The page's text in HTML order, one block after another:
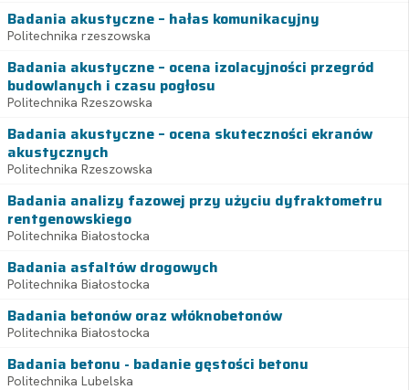
Badania akustyczne – hałas komunikacyjny
Politechnika rzeszowska
Badania akustyczne – ocena izolacyjności przegród
budowlanych i czasu pogłosu
Politechnika Rzeszowska
Badania akustyczne – ocena skuteczności ekranów
akustycznych
Politechnika Rzeszowska
Badania analizy fazowej przy użyciu dyfraktometru
rentgenowskiego
Politechnika Białostocka
Badania asfaltów drogowych
Politechnika Białostocka
Badania betonów oraz włóknobetonów
Politechnika Białostocka
Badania betonu - badanie gęstości betonu
Politechnika Lubelska